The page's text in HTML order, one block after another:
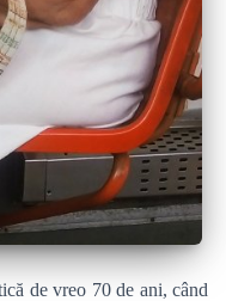
de vreo 70 de ani, când